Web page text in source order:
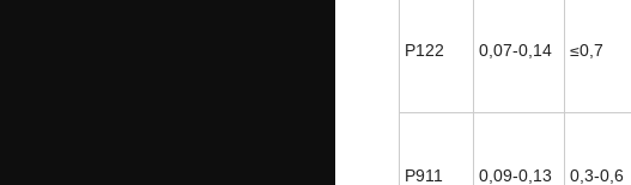
Р122 0,07-0,14 ≤0,7
P911 0,09-0,13 0,3-0,6